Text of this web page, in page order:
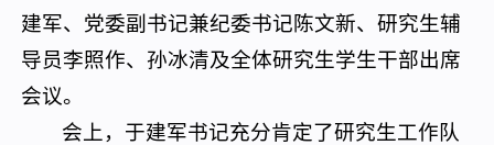
建军、党委副书记兼纪委书记陈文新、研究生辅
导员李照作、孙冰清及全体研究生学生干部出席
会议。
会上，于建军书记充分肯定了研究生工作队